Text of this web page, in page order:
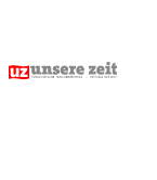
content